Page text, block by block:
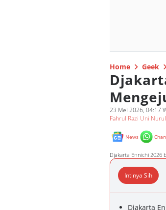
Home Geek
23 Mei 2026, 04:17
Fahrul Razi Uni
News
Djakarta Ennichi 2026
Intinya Sih
Djakarta